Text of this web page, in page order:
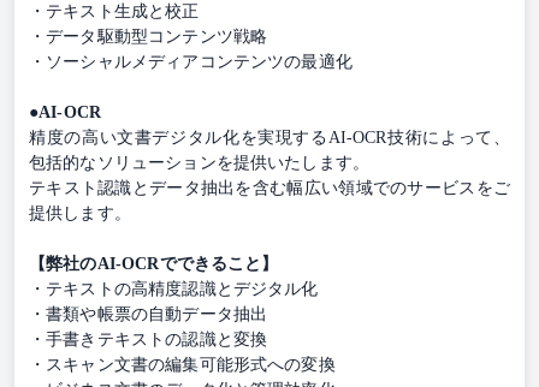
・テキスト生成と校正
・データ駆動型コンテンツ戦略
・ソーシャルメディアコンテンツの最適化
●AI-OCR
精度の高い文書デジタル化を実現するAI-OCR技術によって、
包括的なソリューションを提供いたします。
テキスト認識とデータ抽出を含む幅広い領域でのサービスをご
提供します。
【弊社のAI-OCRでできること】
・テキストの高精度認識とデジタル化
・書類や帳票の自動データ抽出
・手書きテキストの認識と変換
・スキャン文書の編集可能形式への変換